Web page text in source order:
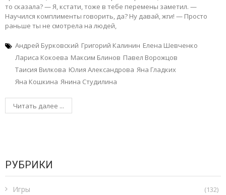
то сказала? — Я, кстати, тоже в тебе перемены заметил. —
Научился комплименты говорить, да? Ну давай, жги! — Просто
раньше ты не смотрела на людей,
Андрей Бурковский Григорий Калинин Елена Шевченко
Лариса Кокоева Максим Блинов Павел Ворожцов
Таисия Вилкова Юлия Александрова Яна Гладких
Яна Кошкина Янина Студилина
Читать далее ...
РУБРИКИ
Игры (132)